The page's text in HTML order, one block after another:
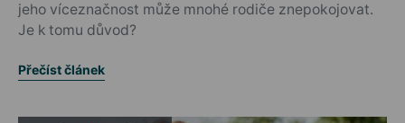
jeho víceznačnost může mnohé rodiče znepokojovat.
Je k tomu důvod?
Přečíst článek